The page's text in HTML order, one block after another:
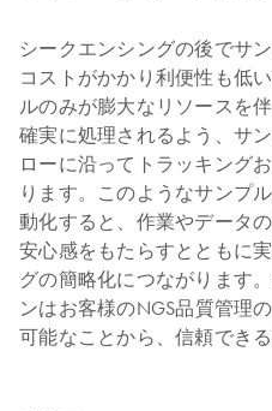
シークエンシングの後でサ
コストがかかり利便性も低
ルのみが膨大なリソースを
確実に処理されるよう、サ
ローに沿ってトラッキング
ります。このようなサンプ
動化すると、作業やデータ
安心感をもたらすとともに
グの簡略化につながります
ンはお客様のNGS品質管理
可能なことから、信頼でき